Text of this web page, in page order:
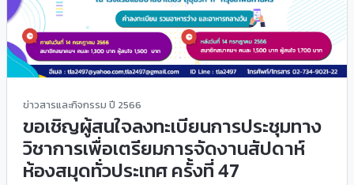
ข่าวสารและกิจกรรม ปี 2566
ขอเชิญผู้สนใจลงทะเบียนการประชุมทาง
วิชาการเพื่อเตรียมการจัดงานสัปดาห์
ห้องสมุดทั่วประเทศ ครั้งที่ 47